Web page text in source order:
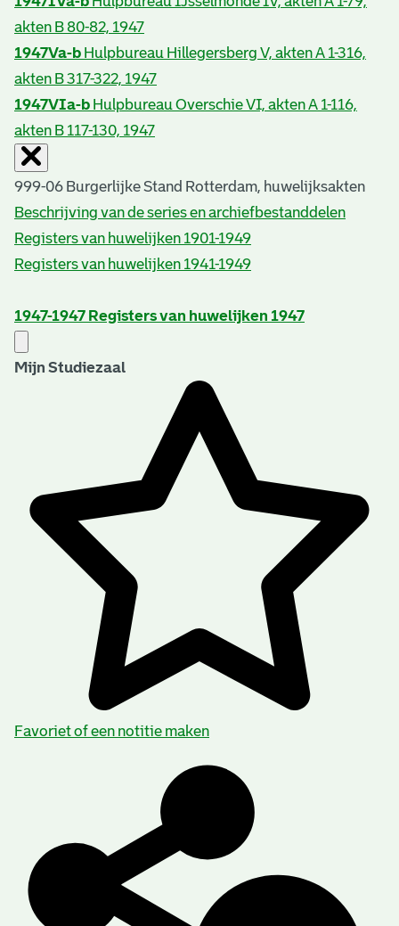
akten B 80-82, 1947
1947Va-b Hulpbureau Hillegersberg V, akten A 1-316,
akten B 317-322, 1947
1947VIa-b Hulpbureau Overschie VI, akten A 1-116,
akten B 117-130, 1947
999-06 Burgerlijke Stand Rotterdam, huwelijksakten
Beschrijving van de series en archiefbestanddelen
Registers van huwelijken 1901-1949
Registers van huwelijken 1941-1949
1947-1947 Registers van huwelijken 1947
Mijn Studiezaal
Favoriet of een notitie maken